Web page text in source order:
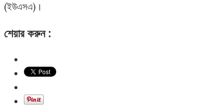
(ইউএসএ)।
শেয়ার করুন :